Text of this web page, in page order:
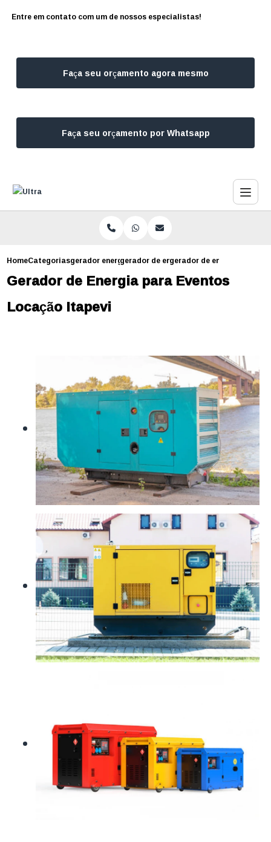
Entre em contato com um de nossos especialistas!
Faça seu orçamento agora mesmo
Faça seu orçamento por Whatsapp
HomeCategoriasgerador energiagerador de energia finitagerador de energia para
Gerador de Energia para Eventos
Locação Itapevi